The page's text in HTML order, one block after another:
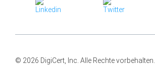
© 2026 DigiCert, Inc. Alle Rechte vorbehalten.